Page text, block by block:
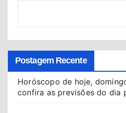
Postagem Recente
Horóscopo de hoje,
confira as previsões do dia